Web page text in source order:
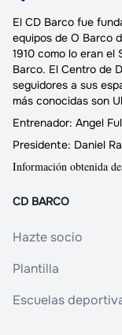
El CD Barco fue
equipos de O Barco
1910 como lo eran el
Barco. El Centro de
seguidores a sus
más conocidas son
Entrenador: Angel
Presidente: Daniel
Información obtenida
CD BARCO
Hazte socio
Plantilla
Escuelas